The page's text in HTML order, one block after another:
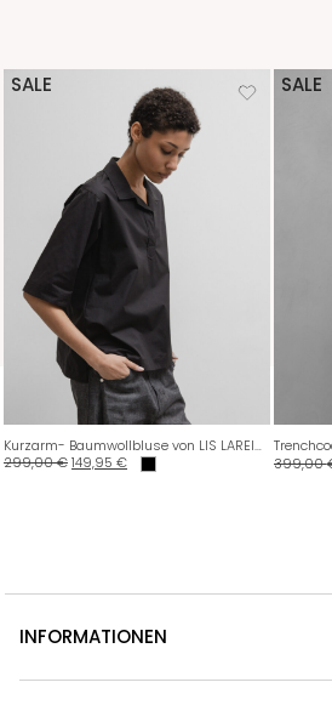
SALE
Kurzarm- Baumwollbluse von LIS LAREIDA
299,00€149,95 €
SALE
399,00
INFORMATIONEN